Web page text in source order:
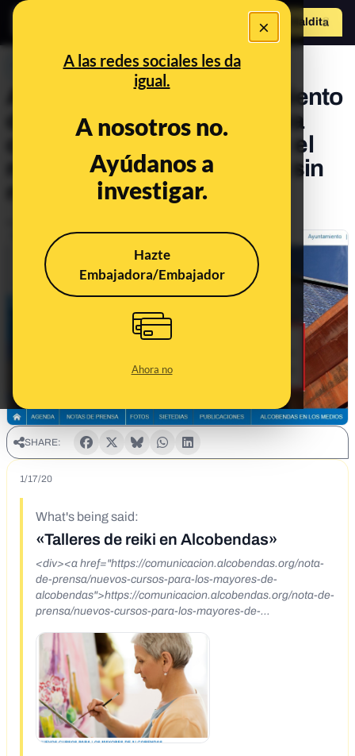
×
A las redes sociales les da
igual.
A nosotros no.
Ayúdanos a
investigar.
Hazte
Embajadora/Embajador
Ahora no
Hazte Maldito
PREBUNKING
A pesar de que el Ayuntamiento
de Alcobendas lo promueva
como curso para mayores: el
reiki es una pseudoterapia sin
ninguna base científica
SHARE:
1/17/20
What's being said:
«Talleres de reiki en Alcobendas»
<div><a href="https://comunicacion.alcobendas.org/nota-
de-prensa/nuevos-cursos-para-los-mayores-de-
alcobendas">https://comunicacion.alcobendas.org/nota-de-
prensa/nuevos-cursos-para-los-mayores-de-
href="https://twitter.com/vaiconDios/status/1217468956501
520388?
s=20">https://twitter.com/vaiconDios/status/121746895650
1520388?s=20</a></div><div>Talleres dinamizados por
voluntarios<br>&nbsp;• Reiki. El nivel 1º se realizará los
lunes, de 18 a 19:30 h, y el nivel 2º (dirigido a alumnos que
ya cursaron el 1º) será los miércoles, de 18 a 19:30 h. En